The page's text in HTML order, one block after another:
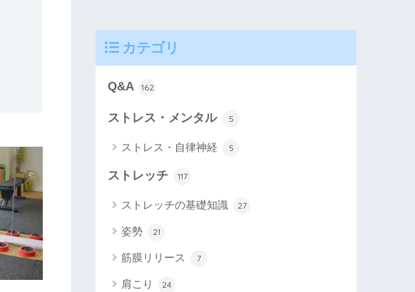
カテゴリ
Q&A 162
ストレス・メンタル 5
ストレス・自律神経 5
ストレッチ 117
ストレッチの基礎知識 27
姿勢 21
筋膜リリース 7
肩こり 24